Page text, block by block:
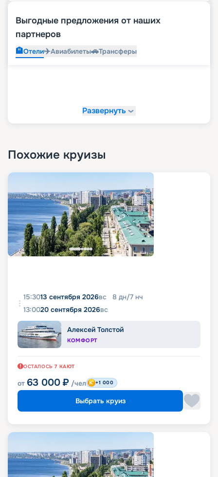
Выгодные предложения от наших
партнеров
🏨Отели✈️Авиабилеты🚗Трансферы
Развернуть
Похожие круизы
15:3013 сентября 2026вс 8 дн/7 нч
13:0020 сентября 2026вс
Алексей Толстой
КОМФОРТ
ОСТАЛОСЬ 7 КАЮТ
от 63 000 ₽ /чел +1 000
Выбрать круиз